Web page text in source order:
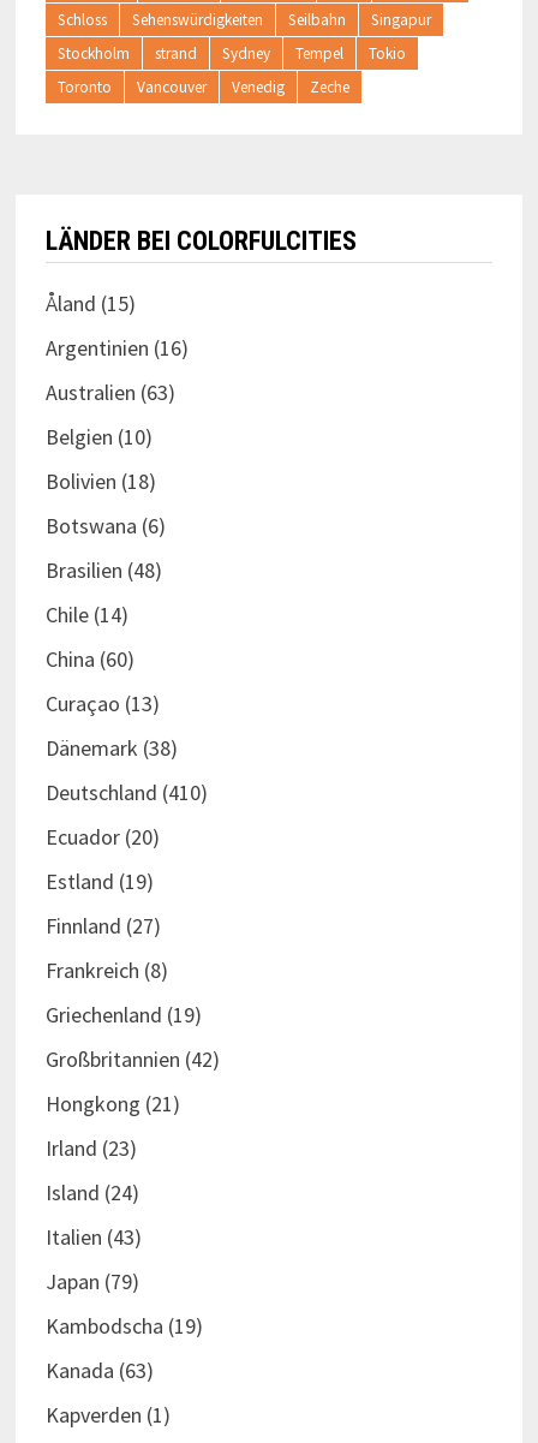
Schloss Sehenswürdigkeiten Seilbahn
Singapur
Stockholm
strand Sydney Tempel
Tokio
Toronto
Vancouver Venedig Zeche
LÄNDER BEI COLORFULCITIES
Åland (15)
Argentinien (16)
Australien (63)
Belgien (10)
Bolivien (18)
Botswana (6)
Brasilien (48)
Chile(14)
China (60)
Curaçao (13)
Dänemark (38)
Deutschland (410)
Ecuador(20)
Estland (19)
Finnland (27)
Frankreich (8)
Griechenland (19)
Großbritannien (42)
Hongkong (21)
Irland (23)
Island (24)
Italien (43)
Japan (79)
Kambodscha (19)
Kanada (63)
Kapverden (1)